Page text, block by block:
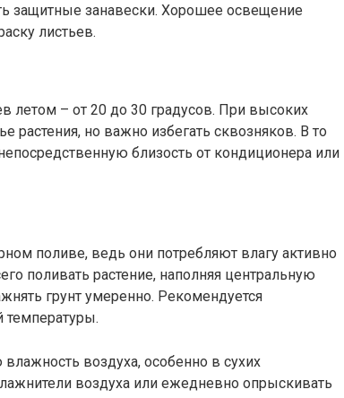
защитные занавески. Хорошее освещение
листьев.
летом – от 20 до 30 градусов. При высоких
растения, но важно избегать сквозняков. В то
близость от кондиционера или
поливе, ведь они потребляют влагу активно
поливать растение, наполняя центральную
грунт умеренно. Рекомендуется
температуры.
воздуха, особенно в сухих
воздуха или ежедневно опрыскивать